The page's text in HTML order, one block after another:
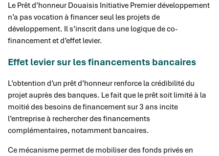
Le Prêt d’honneur Douaisis Initiative Premier développement
n’a pas vocation à financer seul les projets de
développement. Il s’inscrit dans une logique de co-
financement et d’effet levier.
Effet levier sur les financements bancaires
L’obtention d’un prêt d’honneur renforce la crédibilité du
projet auprès des banques. Le fait que le prêt soit limité à la
moitié des besoins de financement sur 3 ans incite
l’entreprise à rechercher des financements
complémentaires, notamment bancaires.
Ce mécanisme permet de mobiliser des fonds privés en